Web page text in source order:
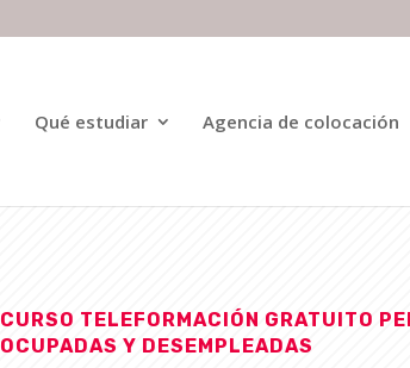
Qué estudiar Agencia de colocación
CURSO TELEFORMACIÓN GRATUITO
OCUPADAS Y DESEMPLEADAS